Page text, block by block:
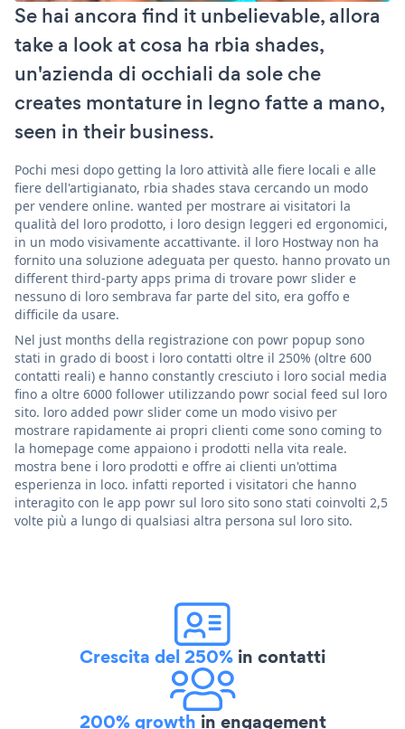
Se hai ancora find it unbelievable, allora
take a look at cosa ha rbia shades,
un'azienda di occhiali da sole che
creates montature in legno fatte a mano,
seen in their business.
Pochi mesi dopo getting la loro attività alle fiere locali e alle
fiere dell'artigianato, rbia shades stava cercando un modo
per vendere online. wanted per mostrare ai visitatori la
qualità del loro prodotto, i loro design leggeri ed ergonomici,
in un modo visivamente accattivante. il loro Hostway non ha
fornito una soluzione adeguata per questo. hanno provato un
different third-party apps prima di trovare powr slider e
nessuno di loro sembrava far parte del sito, era goffo e
difficile da usare.
Nel just months della registrazione con powr popup sono
stati in grado di boost i loro contatti oltre il 250% (oltre 600
contatti reali) e hanno constantly cresciuto i loro social media
fino a oltre 6000 follower utilizzando powr social feed sul loro
sito. loro added powr slider come un modo visivo per
mostrare rapidamente ai propri clienti come sono coming to
la homepage come appaiono i prodotti nella vita reale.
mostra bene i loro prodotti e offre ai clienti un'ottima
esperienza in loco. infatti reported i visitatori che hanno
interagito con le app powr sul loro sito sono stati coinvolti 2,5
volte più a lungo di qualsiasi altra persona sul loro sito.
Crescita del 250% in contatti
200% growth in engagement